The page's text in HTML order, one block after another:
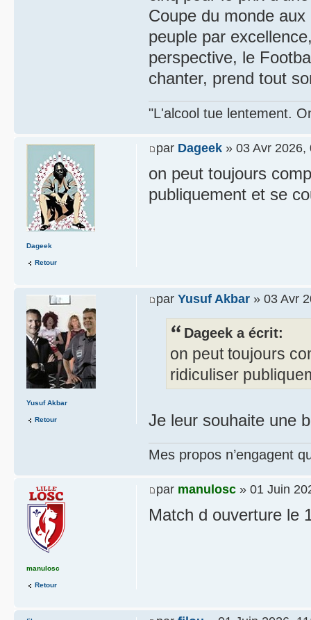
Coupe du monde
peuple par
perspective, le
chanter, prend tout
"L'alcool tue lentement.
par Dageek » 03 Avr 2026,
on peut toujours
publiquement et se
Dageek
Retour
par Yusuf Akbar » 03 Avr
Dageek a écrit:
on peut toujours
ridiculiser
Je leur souhaite une
Mes propos n’engagent
Yusuf Akbar
Retour
par manulosc » 01 Juin
Match d ouverture le
manulosc
Retour